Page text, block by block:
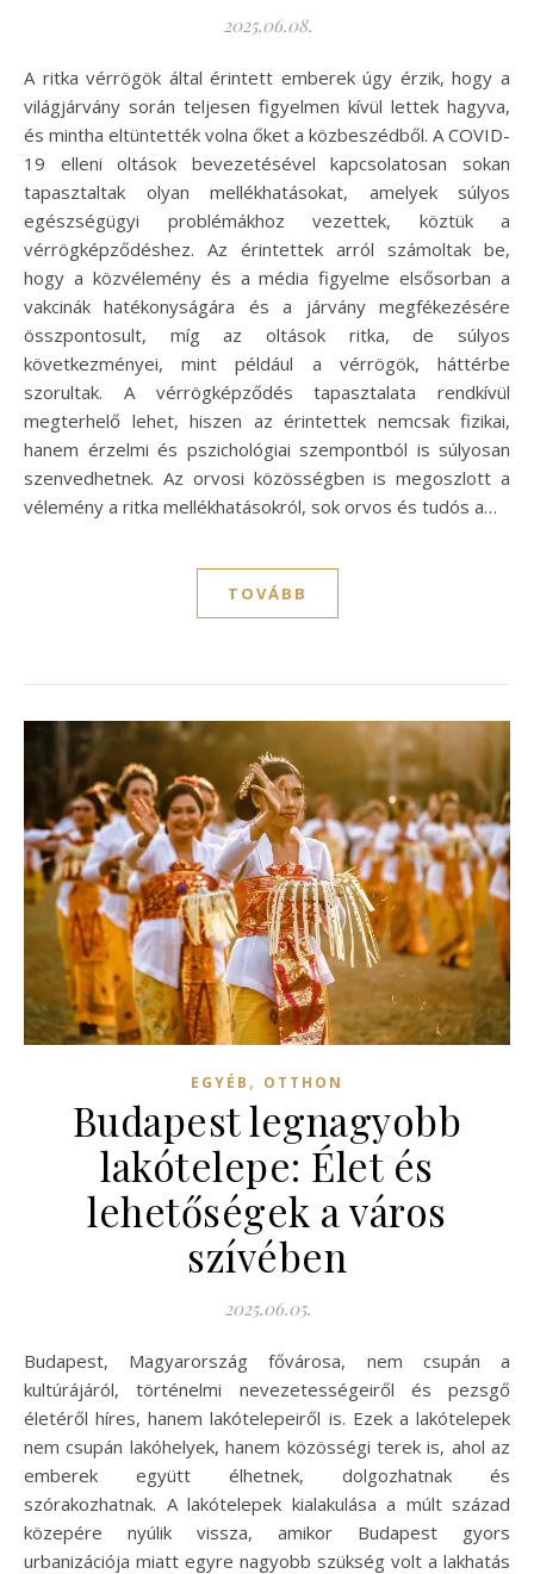
2025.06.08.
A ritka vérrögök által érintett emberek úgy érzik, hogy a
világjárvány során teljesen figyelmen kívül lettek hagyva,
és mintha eltüntették volna őket a közbeszédből. A COVID-
19 elleni oltások bevezetésével kapcsolatosan sokan
tapasztaltak olyan mellékhatásokat, amelyek súlyos
egészségügyi problémákhoz vezettek, köztük a
vérrögképződéshez. Az érintettek arról számoltak be,
hogy a közvélemény és a média figyelme elsősorban a
vakcinák hatékonyságára és a járvány megfékezésére
összpontosult, míg az oltások ritka, de súlyos
következményei, mint például a vérrögök, háttérbe
szorultak. A vérrögképződés tapasztalata rendkívül
megterhelő lehet, hiszen az érintettek nemcsak fizikai,
hanem érzelmi és pszichológiai szempontból is súlyosan
szenvedhetnek. Az orvosi közösségben is megoszlott a
vélemény a ritka mellékhatásokról, sok orvos és tudós a…
TOVÁBB
EGYÉB , OTTHON
Budapest legnagyobb
lakótelepe: Élet és
lehetőségek a város
szívében
2025.06.05.
Budapest, Magyarország fővárosa, nem csupán a
kultúrájáról, történelmi nevezetességeiről és pezsgő
életéről híres, hanem lakótelepeiről is. Ezek a lakótelepek
nem csupán lakóhelyek, hanem közösségi terek is, ahol az
emberek együtt élhetnek, dolgozhatnak és
szórakozhatnak. A lakótelepek kialakulása a múlt század
közepére nyúlik vissza, amikor Budapest gyors
urbanizációja miatt egyre nagyobb szükség volt a lakhatás